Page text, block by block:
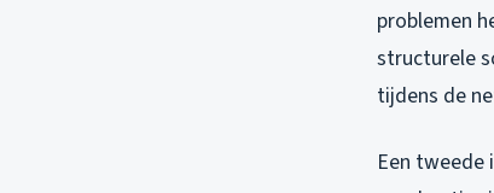
problemen
structurele
tijdens de
Een